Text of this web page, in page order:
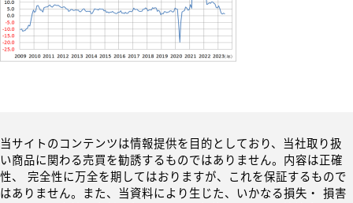
当サイトのコンテンツは情報提供を目的としており、当社取り扱
い商品に関わる売買を勧誘するものではありません。内容は正確
性、 完全性に万全を期してはおりますが、これを保証するもので
はありません。また、当資料により生じた、いかなる損失・ 損害